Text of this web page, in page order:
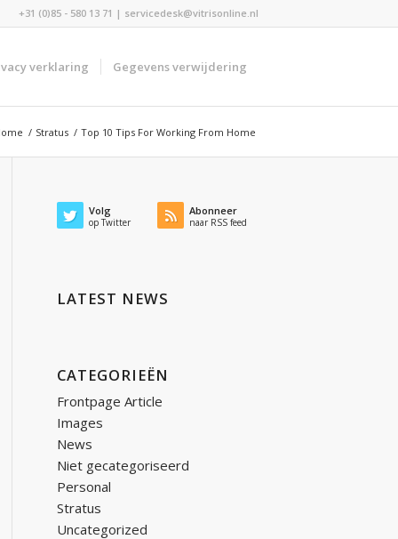
+31 (0)85 - 580 13 71 | servicedesk@vitrisonline.nl
verklaring Gegevens verwijdering
/ Stratus / Top 10 Tips For Working From Home
Volg
op Twitter
Abonneer
naar RSS feed
LATEST NEWS
CATEGORIEËN
Frontpage Article
Images
News
Niet gecategoriseerd
Personal
Stratus
Uncategorized